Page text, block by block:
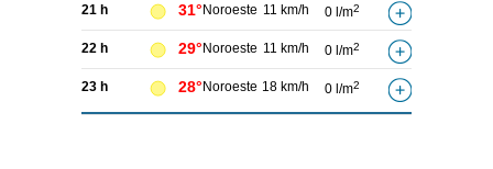
21 h 31° Noroeste 11 km/h 0 l/m2
22 h 29° Noroeste 11 km/h 0 l/m2
23 h 28° Noroeste 18 km/h 0 l/m2